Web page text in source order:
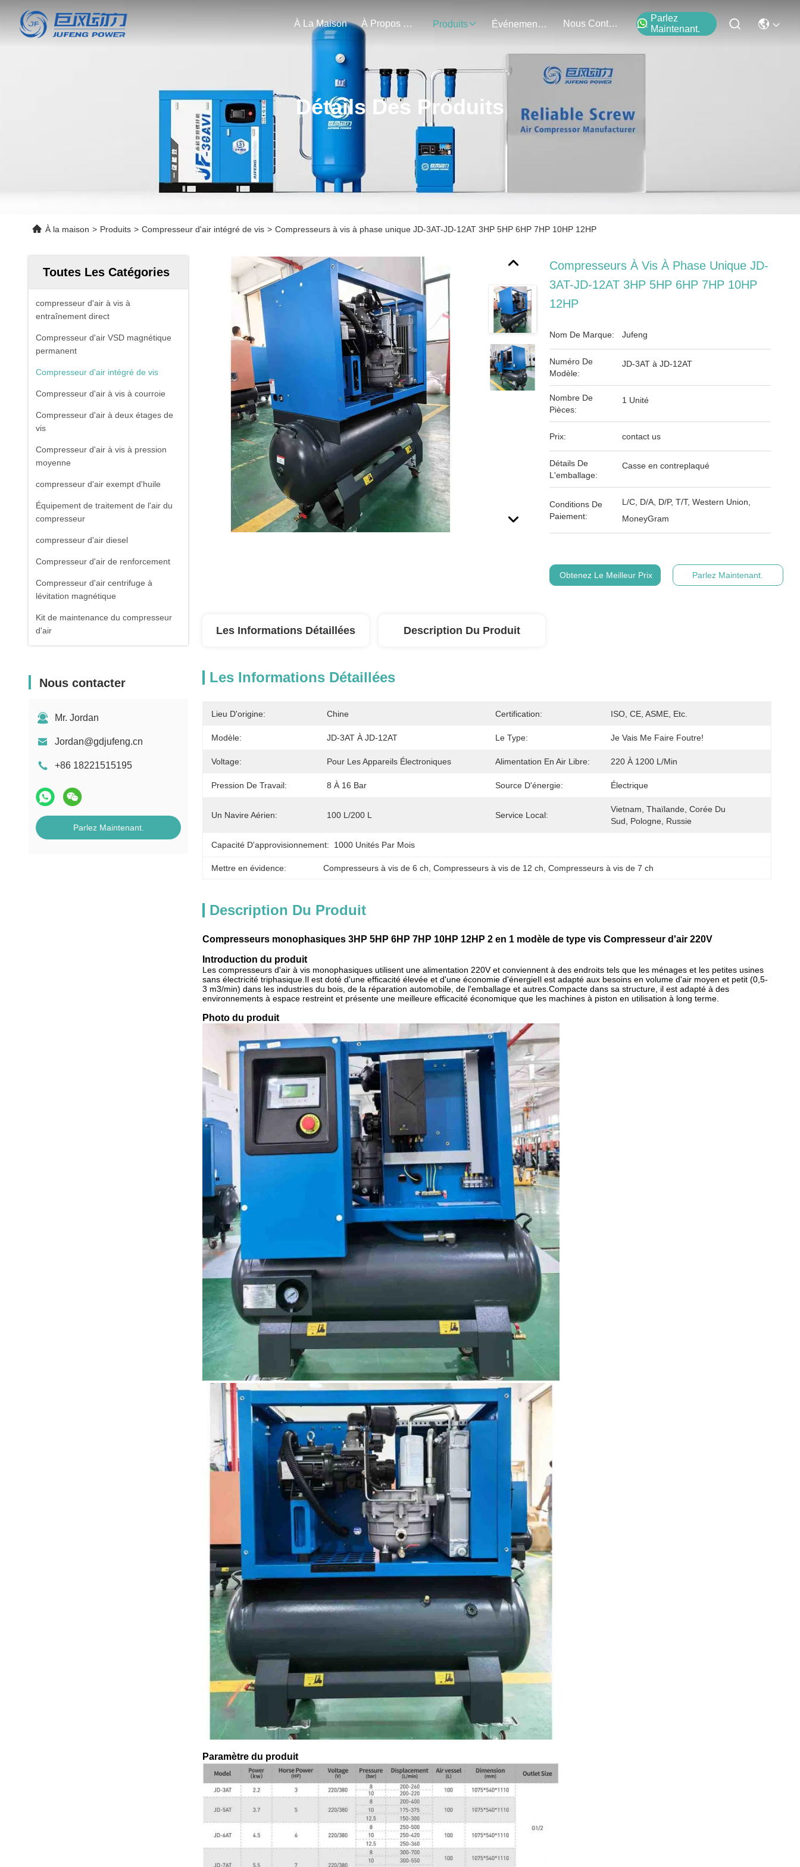
À La Maison À Propos De Nous Produits Événements Nous Contacter
Parlez
Maintenant.
Détails Des Produits
À la maison > Produits > Compresseur d'air intégré de vis > Compresseurs à vis à phase unique JD-3AT-JD-12AT 3HP 5HP 6HP 7HP 10HP 12HP
Toutes Les Catégories
compresseur d'air à vis à
entraînement direct
Compresseur d'air VSD magnétique
permanent
Compresseur d'air intégré de vis
Compresseur d'air à vis à courroie
Compresseur d'air à deux étages de
vis
Compresseur d'air à vis à pression
moyenne
compresseur d'air exempt d'huile
Équipement de traitement de l'air du
compresseur
compresseur d'air diesel
Compresseur d'air de renforcement
Compresseur d'air centrifuge à
lévitation magnétique
Kit de maintenance du compresseur
d'air
Nous contacter
Mr. Jordan
Jordan@gdjufeng.cn
+86 18221515195
Parlez Maintenant.
Compresseurs À Vis À Phase Unique JD-
3AT-JD-12AT 3HP 5HP 6HP 7HP 10HP
12HP
Nom De Marque: Jufeng
Numéro De
Modèle:
JD-3AT à JD-12AT
Nombre De
Pièces:
1 Unité
Prix: contact us
Détails De
L'emballage:
Casse en contreplaqué
Conditions De
Paiement:
L/C, D/A, D/P, T/T, Western Union,
MoneyGram
Obtenez Le Meilleur Prix Parlez Maintenant.
Les Informations Détaillées Description Du Produit
Les Informations Détaillées
Lieu D'origine: Chine Certification: ISO, CE, ASME, Etc.
Modèle: JD-3AT À JD-12AT Le Type: Je Vais Me Faire Foutre!
Voltage: Pour Les Appareils Électroniques Alimentation En Air Libre: 220 À 1200 L/min
Pression De Travail: 8 À 16 Bar Source D'énergie: Électrique
Un Navire Aérien: 100 L/200 L Service Local:
Vietnam, Thaïlande, Corée Du
Sud, Pologne, Russie
Capacité D'approvisionnement: 1000 Unités Par Mois
Mettre en évidence: Compresseurs à vis de 6 ch , Compresseurs à vis de 12 ch , Compresseurs à vis de 7 ch
Description Du Produit
Compresseurs monophasiques 3HP 5HP 6HP 7HP 10HP 12HP 2 en 1 modèle de type vis Compresseur d'air 220V
Introduction du produit
Les compresseurs d'air à vis monophasiques utilisent une alimentation 220V et conviennent à des endroits tels que les ménages et les petites usines
sans électricité triphasique.Il est doté d'une efficacité élevée et d'une économie d'énergieIl est adapté aux besoins en volume d'air moyen et petit (0,5-
3 m3/min) dans les industries du bois, de la réparation automobile, de l'emballage et autres.Compacte dans sa structure, il est adapté à des
environnements à espace restreint et présente une meilleure efficacité économique que les machines à piston en utilisation à long terme.
Photo du produit
Paramètre du produit